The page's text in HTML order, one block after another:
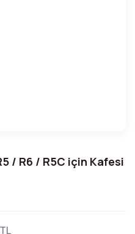
/ R6 / R5C için Kafesi